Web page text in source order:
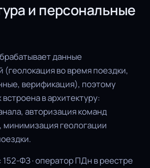
и персональные
данные
(геолокация во время поездки,
верификация), поэтому
в архитектуру:
авторизация команд
минимизация геологации
ФЗ · оператор ПДн в реестре